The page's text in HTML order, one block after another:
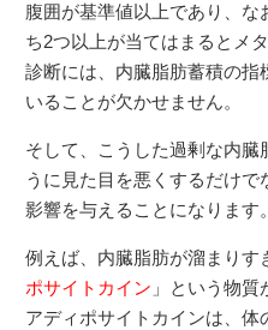
腹囲が基準値以上であり、な
ち2つ以上が当てはまるとメ
診断には、内臓脂肪蓄積の指
いることが欠かせません。
そして、こうした過剰な内臓
うに見た目を悪くするだけ
影響を与えることになります。
例えば、内臓脂肪が溜まりす
ポサイトカイン 」という物質
アディポサイトカインは、体